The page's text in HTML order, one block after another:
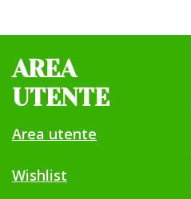
AREA
UTENTE
Area utente
Wishlist